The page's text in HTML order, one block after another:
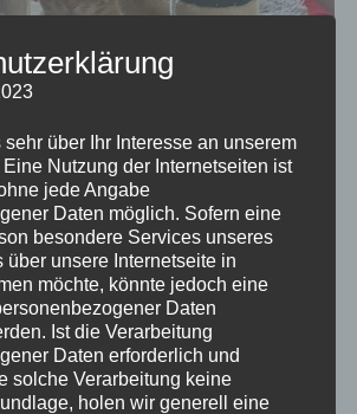
über Ihr Interesse an unserem
Nutzung der Internetseiten ist
jede Angabe
Daten möglich. Sofern eine
besondere Services unseres
über unsere Internetseite in
möchte, könnte jedoch eine
Daten
Ist die Verarbeitung
Daten erforderlich und
solche Verarbeitung keine
holen wir generell eine